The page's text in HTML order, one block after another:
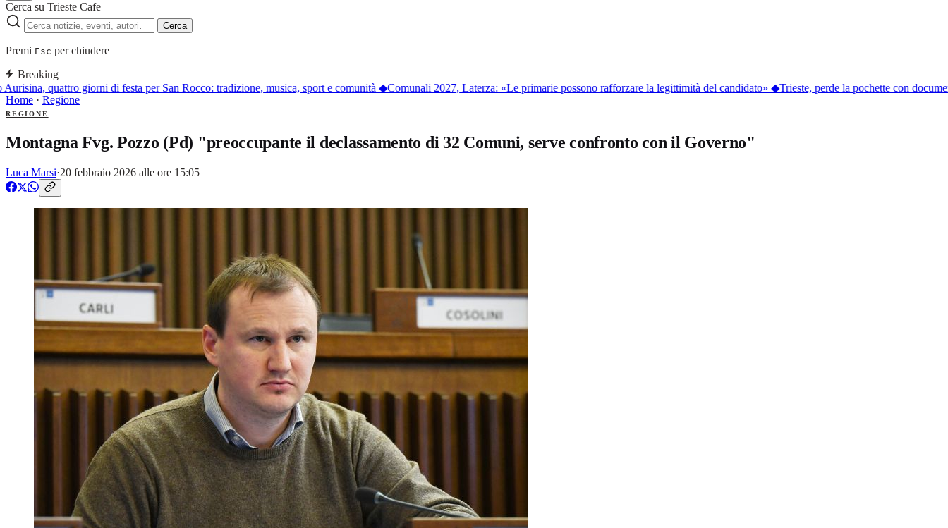
Cerca su Trieste Cafe
Cerca
Premi Esc per chiudere
Breaking
quattro giorni di festa per San Rocco: tradizione, musica, sport e comunità◆Comunali 2027, Laterza: «Le primarie possono rafforzare la legittimità del candidato»◆Trieste, perde la pochette con
Home · Regione
REGIONE
Montagna Fvg. Pozzo (Pd) "preoccupante il declassamento di 32 Comuni, serve confronto con il Governo"
Luca Marsi·20 febbraio 2026 alle ore 15:05